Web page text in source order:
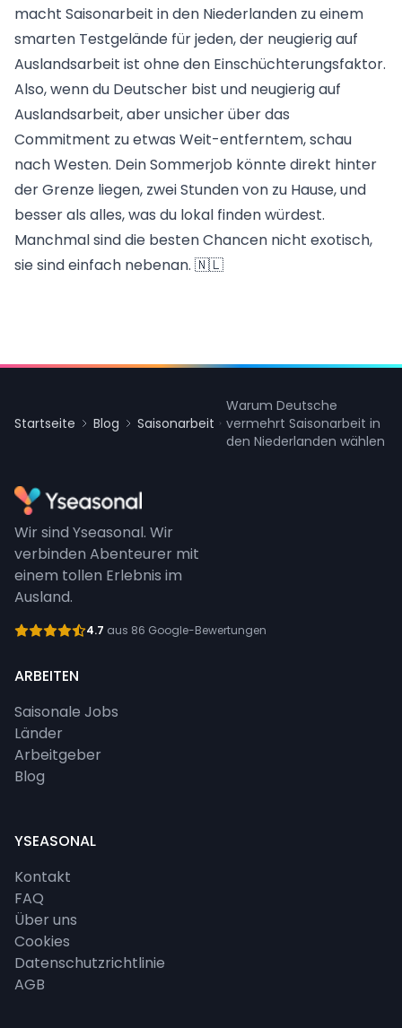
macht Saisonarbeit in den Niederlanden zu einem
smarten Testgelände für jeden, der neugierig auf
Auslandsarbeit ist ohne den Einschüchterungsfaktor.
Also, wenn du Deutscher bist und neugierig auf
Auslandsarbeit, aber unsicher über das
Commitment zu etwas Weit-entferntem, schau
nach Westen. Dein Sommerjob könnte direkt hinter
der Grenze liegen, zwei Stunden von zu Hause, und
besser als alles, was du lokal finden würdest.
Manchmal sind die besten Chancen nicht exotisch,
sie sind einfach nebenan. 🇳🇱
Startseite Blog Saisonarbeit
Warum Deutsche
vermehrt Saisonarbeit in
den Niederlanden wählen
Wir sind Yseasonal. Wir
verbinden Abenteurer mit
einem tollen Erlebnis im
Ausland.
4.7 aus 86 Google-Bewertungen
ARBEITEN
Saisonale Jobs
Länder
Arbeitgeber
Blog
YSEASONAL
Kontakt
FAQ
Über uns
Cookies
Datenschutzrichtlinie
AGB